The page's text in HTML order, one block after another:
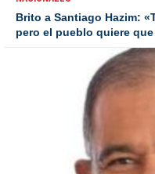
Brito a Santiago Hazim:
pero el pueblo quiere